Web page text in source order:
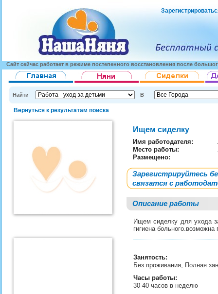
Сайт сейчас работает в режиме постепенного восстановления после
Найти В
Вернуться к результатам поиска
Ищем сиделку
Имя работодателя:
Место работы:
Размещено:
Зарегистрируйтесь
связатся с
Описание работы
Ищем сиделку для ухода
гигиена
Занятость:
Без проживания, Полная
Часы работы:
30-40 часов в неделю